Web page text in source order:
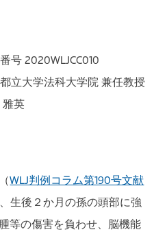
号 2020WLJCC010
立大学法科大学院 兼任教授
雅英
WLJ判例コラム第190号文献
生後２か月の孫の頭部に強
等の傷害を負わせ、脳機能